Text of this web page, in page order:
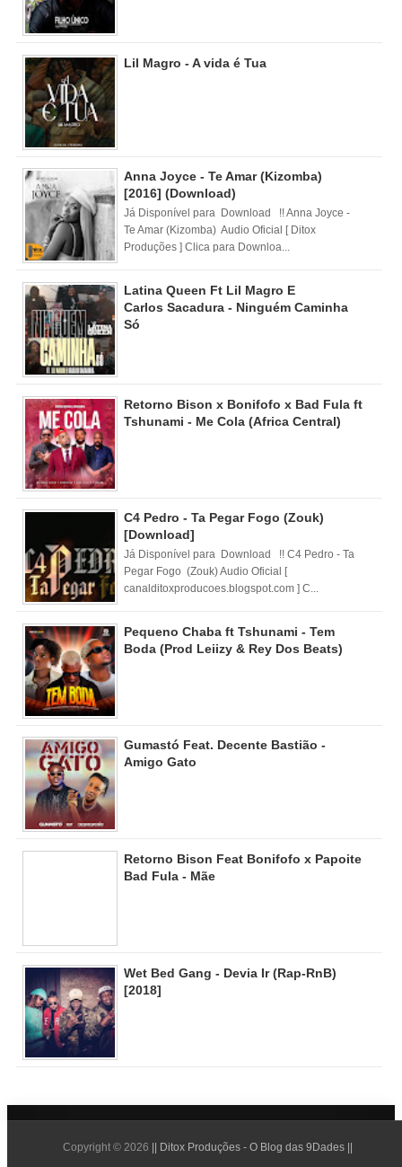
Lil Magro - A vida é Tua
Anna Joyce - Te Amar (Kizomba)
[2016] (Download)
Já Disponível para Download !! Anna Joyce -
Te Amar (Kizomba) Audio Oficial [ Ditox
Produções ] Clica para Downloa...
Latina Queen Ft Lil Magro E
Carlos Sacadura - Ninguém Caminha
Só
Retorno Bison x Bonifofo x Bad Fula ft
Tshunami - Me Cola (Africa Central)
C4 Pedro - Ta Pegar Fogo (Zouk)
[Download]
Já Disponível para Download !! C4 Pedro - Ta
Pegar Fogo (Zouk) Audio Oficial [
canalditoxproducoes.blogspot.com ] C...
Pequeno Chaba ft Tshunami - Tem
Boda (Prod Leiizy & Rey Dos Beats)
Gumastó Feat. Decente Bastião -
Amigo Gato
Retorno Bison Feat Bonifofo x Papoite
Bad Fula - Mãe
Wet Bed Gang - Devia Ir (Rap-RnB)
[2018]
Copyright © 2026 || Ditox Produções - O Blog das 9Dades ||